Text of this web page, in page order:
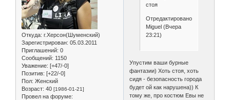
Откуда: г.Херсон(Шуменский)
Зарегистрирован: 05.03.2011
Приглашений: 0
Сообщений: 1150
Уважение: [+47/-0]
Позитив: [+22/-0]
Пол: Женский
Возраст: 40 [1986-01-21]
Провел на форуме:
стоя
Отредактировано
Miguel (Вчера
23:21)
Упустим ваши бурные
фантазии) Хоть стоя, хоть
сидя - безопасность города
будет ой как нарушена)) К
тому же, про костюм Евы не